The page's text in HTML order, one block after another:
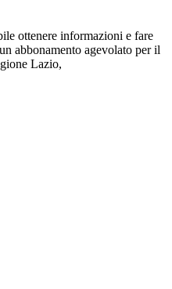
ottenere informazioni e fare
abbonamento agevolato per il
Lazio,